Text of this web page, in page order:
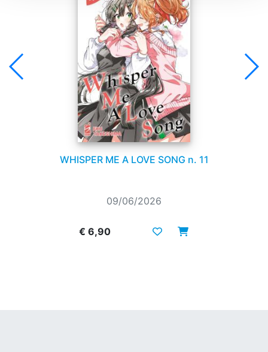
WHISPER ME A LOVE SONG n. 11
09/06/2026
€ 6,90